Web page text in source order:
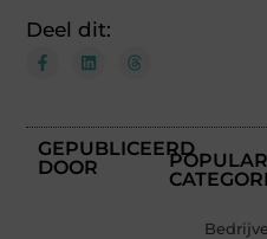
Deel dit:
GEPUBLICEERD
DOOR
POPULAR